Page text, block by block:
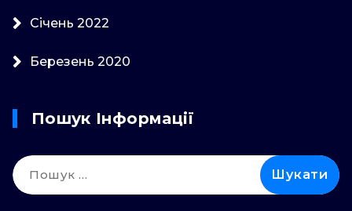
Січень 2022
Березень 2020
Пошук Інформації
Пошук: